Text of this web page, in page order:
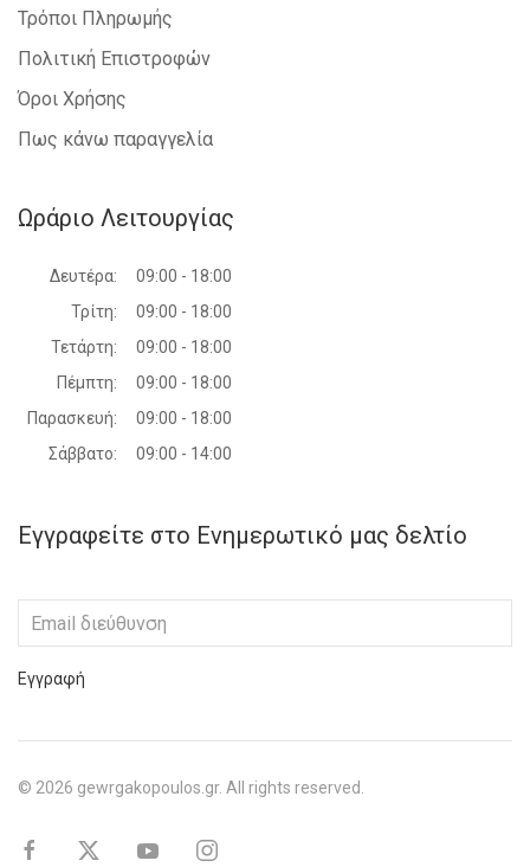
Τρόποι Πληρωμής
Πολιτική Επιστροφών
Όροι Χρήσης
Πως κάνω παραγγελία
Ωράριο Λειτουργίας
Δευτέρα:
09:00 - 18:00
Τρίτη:
09:00 - 18:00
Τετάρτη:
09:00 - 18:00
Πέμπτη:
09:00 - 18:00
Παρασκευή:
09:00 - 18:00
Σάββατο:
09:00 - 14:00
Εγγραφείτε στο Ενημερωτικό μας δελτίο
Εγγραφή
© 2026 gewrgakopoulos.gr. All rights reserved.